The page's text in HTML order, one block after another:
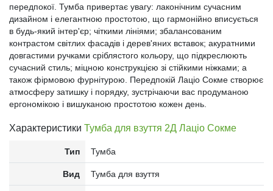
передпокої. Тумба привертає увагу: лаконічним сучасним
дизайном і елегантною простотою, що гармонійно вписується
в будь-який інтер'єр; чіткими лініями; збалансованим
контрастом світлих фасадів і дерев'яних вставок; акуратними
довгастими ручками сріблястого кольору, що підкреслюють
сучасний стиль; міцною конструкцією зі стійкими ніжками; а
також фірмовою фурнітурою. Передпокій Лаціо Сокме створює
атмосферу затишку і порядку, зустрічаючи вас продуманою
ергономікою і вишуканою простотою кожен день.
Характеристики Тумба для взуття 2Д Лаціо Сокме
Тип Тумба
Вид Тумба для взуття